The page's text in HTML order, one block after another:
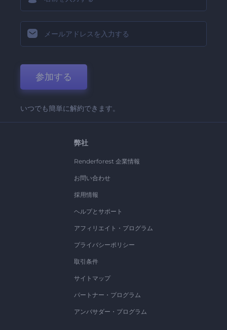
参加する
いつでも簡単に解約できます。
弊社
Renderforest 企業情報
お問い合わせ
採用情報
ヘルプとサポート
アフィリエイト・プログラム
プライバシーポリシー
取引条件
サイトマップ
パートナー・プログラム
アンバサダー・プログラム